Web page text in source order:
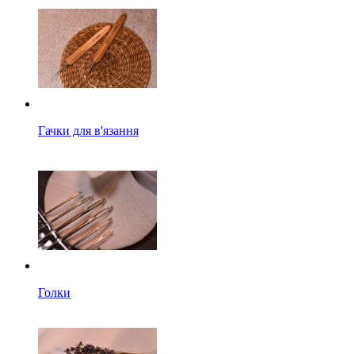
Гачки для в'язання
Голки